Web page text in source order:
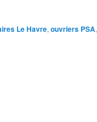
Le Havre, ouvriers PSA,